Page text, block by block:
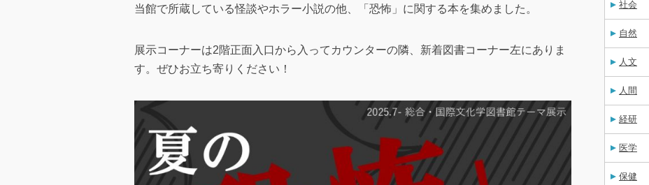
当館で所蔵している怪談やホラー小説の他、「恐怖」に関する本を集めました。
展示コーナーは2階正面入口から入ってカウンターの隣、新着図書コーナー左にありま
す。ぜひお立ち寄りください！
社会
自然
人文
人間
経研
医学
保健